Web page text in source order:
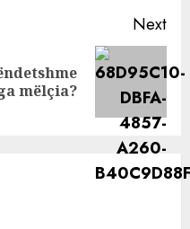
Next
mëlçia?